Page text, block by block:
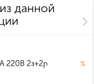
данной
220В 2з+2р
%